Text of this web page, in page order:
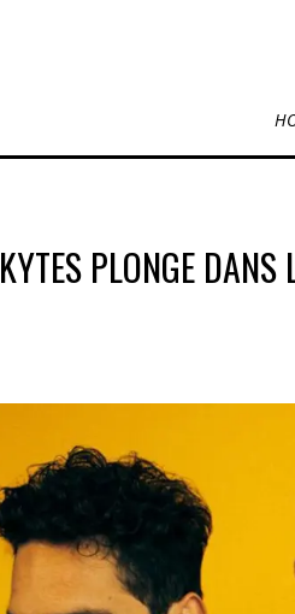
KYTES PLONGE DANS